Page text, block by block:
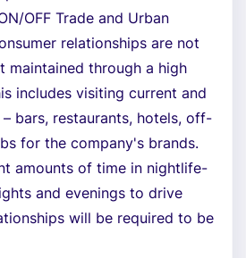
OFF Trade and Urban
relationships are not
maintained through a high
includes visiting current and
bars, restaurants, hotels, off-
for the company's brands.
amounts of time in nightlife-
and evenings to drive
will be required to be